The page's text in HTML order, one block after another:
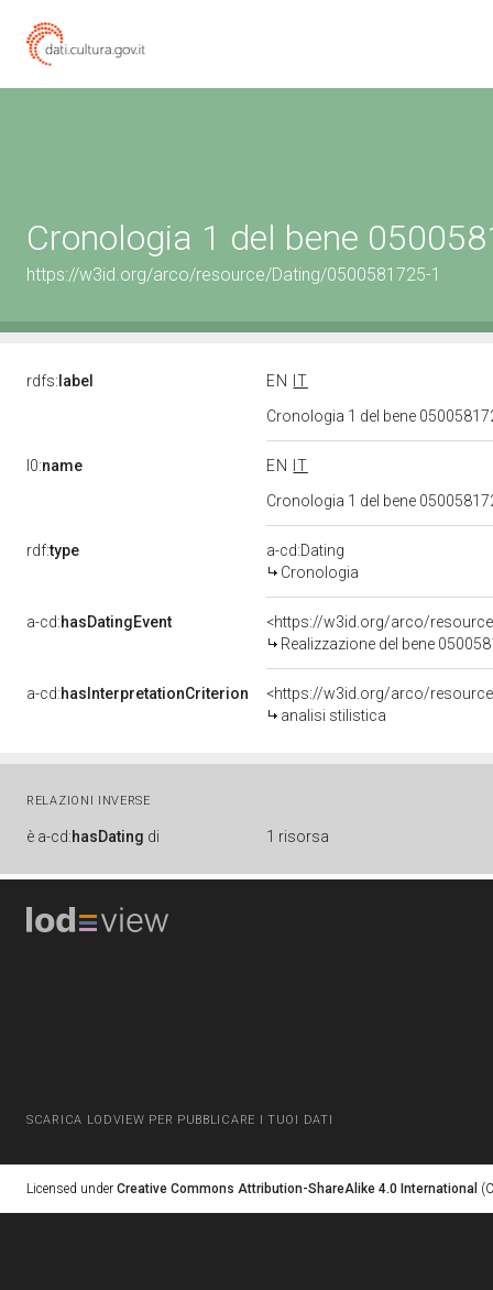
Cronologia 1 del bene
https://w3id.org/arco/resource/Dating/0500581725-1
rdfs: label EN
IT
Cronologia 1 del bene
l0:name EN
IT
Cronologia 1 del bene
rdf:type
a-cd:Dating
Cronologia
a-cd:hasDatingEvent
<https://w3id.org/arco/
Realizzazione del bene
a-cd:hasInterpretationCriterion
<https://w3id.org/arco/
analisi stilistica
RELAZIONI INVERSE
è a-cd:hasDating di 1 risorsa
SCARICA LODVIEW PER PUBBLICARE I TUOI DATI
Licensed under Creative Commons Attribution-ShareAlike 4.0 International